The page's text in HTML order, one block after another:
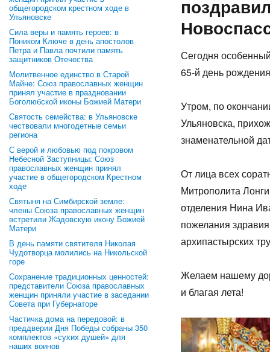
общегородском крестном ходе в
Ульяновске
Сила веры и память героев: в
Поником Ключе в день апостолов
Петра и Павла почтили память
защитников Отечества
Молитвенное единство в Старой
Майне: Союз православных женщин
принял участие в праздновании
Боголюбской иконы Божией Матери
Святость семейства: в Ульяновске
чествовали многодетные семьи
региона
С верой и любовью под покровом
Небесной Заступницы: Союз
православных женщин принял
участие в общегородском Крестном
ходе
Святыня на Симбирской земле:
члены Союза православных женщин
встретили Жадовскую икону Божией
Матери
В день памяти святителя Николая
Чудотворца молились на Никольской
горе
Сохранение традиционных ценностей:
представители Союза православных
женщин приняли участие в заседании
Совета при Губернаторе
Частичка дома на передовой: в
преддверии Дня Победы собраны 350
комплектов «сухих душей» для
наших воинов
Сегодня
65-й день
Утром, по
Ульяновска,
знаменательной
От лица всех
Митрополита
отделения Нина
пожелания
архипастырских
Желаем нашему
и благая лета!